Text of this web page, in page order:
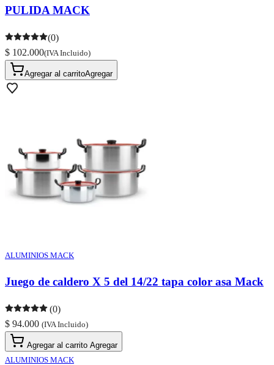
PULIDA MACK
(0)
$ 102.000(IVA Incluido)
Agregar al carritoAgregar
ALUMINIOS MACK
Juego de caldero X 5 del 14/22 tapa color asa Mack
(0)
$ 94.000 (IVA Incluido)
Agregar al carrito Agregar
ALUMINIOS MACK